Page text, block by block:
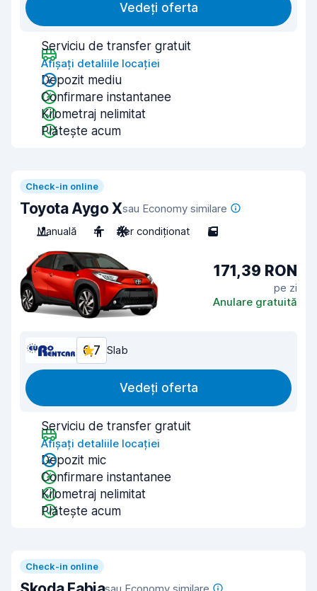
Vedeți oferta
Serviciu de transfer gratuit
Afișați detaliile locației
Depozit mediu
Confirmare instantanee
Kilometraj nelimitat
Plătește acum
Check-in online
Toyota Aygo Xsau Economy similare
Manuală
4 Aer condiționat 5
171,39 RON
pe zi
Anulare gratuită
6,7 Slab
Vedeți oferta
Serviciu de transfer gratuit
Afișați detaliile locației
Depozit mic
Confirmare instantanee
Kilometraj nelimitat
Plătește acum
Check-in online